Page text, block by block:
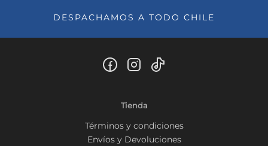
DESPACHAMOS A TODO CHILE
Tienda
Términos y condiciones
Envíos y Devoluciones